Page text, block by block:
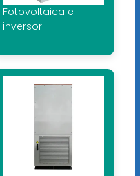
Fotovoltaica e
inversor